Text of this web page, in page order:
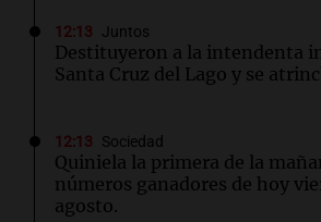
12:13 Juntos
Destituyeron a la intendenta
Santa Cruz del Lago y se
12:13 Sociedad
Quiniela la primera de la
números ganadores de hoy
agosto.